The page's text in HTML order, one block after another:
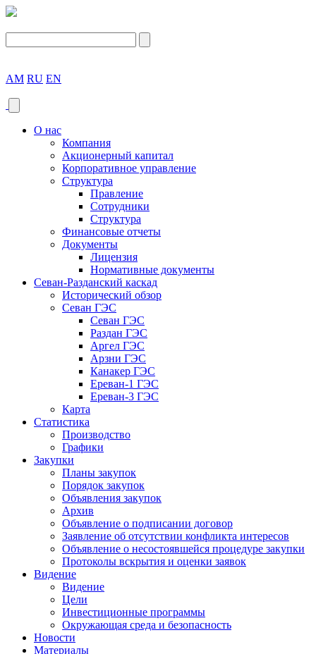
AM RU EN
О нас
Компания
Акционерный капитал
Корпоративное управление
Структура
Правление
Сотрудники
Структура
Финансовые отчеты
Документы
Лицензия
Нормативные документы
Севан-Разданский каскад
Исторический обзор
Севан ГЭС
Севан ГЭС
Раздан ГЭС
Аргел ГЭС
Арзни ГЭС
Канакер ГЭС
Ереван-1 ГЭС
Ереван-3 ГЭС
Карта
Статистика
Производство
Графики
Закупки
Планы закупок
Порядок закупок
Объявления закупок
Архив
Объявление о подписании договор
Заявление об отсутствии конфликта интересов
Объявление о несостоявшейся процедуре закупки
Протоколы вскрытия и оценки заявок
Видение
Видение
Цели
Инвестиционные программы
Окружающая среда и безопасность
Новости
Материалы